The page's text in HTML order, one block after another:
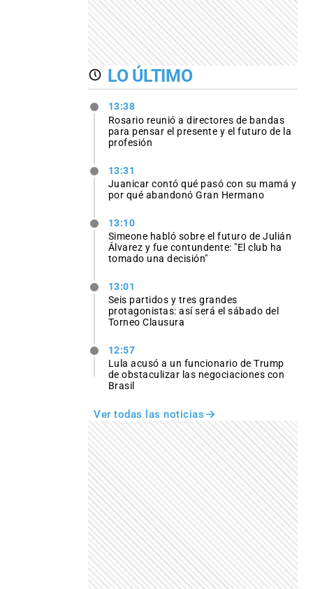
LO ÚLTIMO
13:38
Rosario reunió a directores de bandas
para pensar el presente y el futuro de la
profesión
13:31
Juanicar contó qué pasó con su mamá y
por qué abandonó Gran Hermano
13:10
Simeone habló sobre el futuro de Julián
Álvarez y fue contundente: "El club ha
tomado una decisión"
13:01
Seis partidos y tres grandes
protagonistas: así será el sábado del
Torneo Clausura
12:57
Lula acusó a un funcionario de Trump
de obstaculizar las negociaciones con
Brasil
Ver todas las noticias